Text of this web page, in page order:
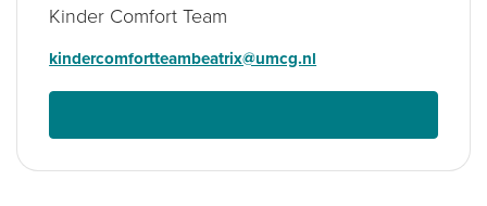
Kinder Comfort Team
kindercomfortteambeatrix@umcg.nl